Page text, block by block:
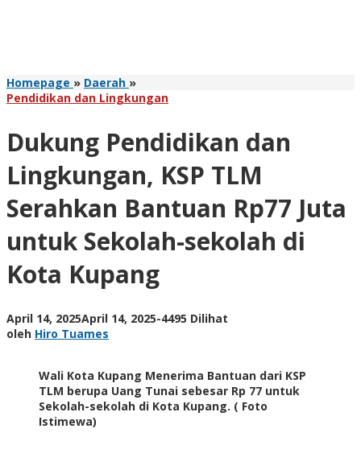
Homepage » Daerah »Dukung
Pendidikan
KSP
Serahkan
Bantuan
Rp77
Juta
untuk
Sekolah-
di
Kupang
Pendidikan dan Lingkungan
Dukung Pendidikan dan
Lingkungan, KSP TLM
Serahkan Bantuan Rp77 Juta
untuk Sekolah-sekolah di
Kota Kupang
April 14, 2025April 14, 2025oleh
-4495 Dilihat
oleh Hiro Tuames
Wali Kota Kupang Menerima Bantuan dari KSP
TLM berupa Uang Tunai sebesar Rp 77 untuk
Sekolah-sekolah di Kota Kupang. ( Foto
Istimewa)